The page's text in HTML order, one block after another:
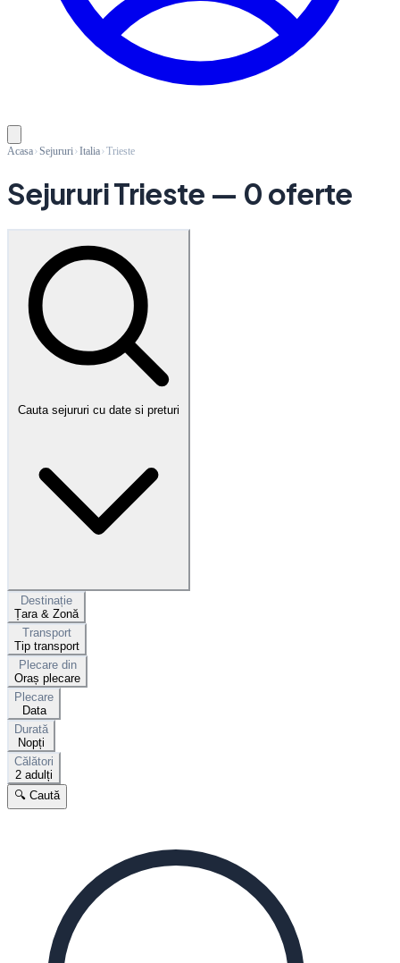
Acasa Sejururi Italia Trieste
Sejururi Trieste — 0 oferte
Cauta sejururi cu date si preturi
Destinație
Țara & Zonă
Transport
Tip transport
Plecare din
Oraș plecare
Plecare
Data
Durată
Nopți
Călători
2 adulți
🔍 Caută